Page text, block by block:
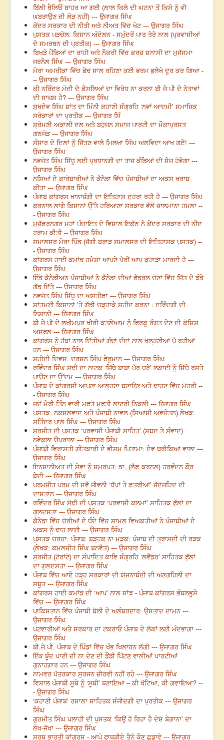
ਬਿੱਲੀ ਥੈਲਿਓਂ ਬਾਹਰ ਆ ਗਈ (ਲਾਲ ਕਿਲੇ ਦੀ ਘਟਨਾ ਤੋਂ ਕਿਸੇ ਨੂੰ ਵੀ
ਘਬਰਾਉਣ ਦੀ ਲੋੜ ਨਹੀਂ) --- ਉਜਾਗਰ ਸਿੰਘ
ਕੇਂਦਰ ਸਰਕਾਰ ਦੀ ਨੀਤੀ ਅਤੇ ਨੀਅਤ ਵਿੱਚ ਖੋਟ --- ਉਜਾਗਰ ਸਿੰਘ
ਪੁਸਤਕ ਪੜਚੋਲ: ਕਿਸਾਨ ਅੰਦੋਲਨ - ਸਮੁੰਦਰੋਂ ਪਾਰ ਤੇਰੇ ਨਾਲ (ਪ੍ਰਵਾਸੀਆਂ
ਦੇ ਸਮਰਥਨ ਦੀ ਪ੍ਰਤੀਕ) --- ਉਜਾਗਰ ਸਿੰਘ
ਬਿਖੜੇ ਪੈਂਡਿਆਂ ਦਾ ਰਾਹੀ ਅਤੇ ਨੌਕਰੀ ਵਿੱਚ ਫ਼ਰਜ਼ ਸ਼ਨਾਸੀ ਦਾ ਮੁਜੱਸਮਾ
ਜਰਨੈਲ ਸਿੰਘ --- ਉਜਾਗਰ ਸਿੰਘ
ਮੇਰਾ ਅਮਰੀਕਾ ਵਿੱਚ ਡੇਢ ਸਾਲ ਰਹਿਣਾ ਕਈ ਭਰਮ ਭੁਲੇਖੇ ਦੂਰ ਕਰ ਗਿਆ -
-- ਉਜਾਗਰ ਸਿੰਘ
ਕੀ ਨਰਿੰਦਰ ਮੋਦੀ ਦੇ ਫ਼ੈਸਲਿਆਂ ਦਾ ਵਿਰੋਧ ਨਾ ਕਰਨਾ ਬੀ ਜੇ ਪੀ ਦੇ ਨੇਤਾਵਾਂ
ਦੀ ਸਾਜ਼ਸ਼ ਹੈ? --- ਉਜਾਗਰ ਸਿੰਘ
ਸੁਖਦੇਵ ਸਿੰਘ ਸ਼ਾਂਤ ਦਾ ਮਿੰਨੀ ਕਹਾਣੀ ਸੰਗ੍ਰਹਿ ‘ਨਵਾਂ ਆਦਮੀ’ ਸਮਾਜਿਕ
ਸਰੋਕਾਰਾਂ ਦਾ ਪ੍ਰਤੀਕ --- ਉਜਾਗਰ ਸਿੰ
ਸ਼੍ਰੋਮਣੀ ਅਕਾਲੀ ਦਲ ਅਤੇ ਬਹੁਜਨ ਸਮਾਜ ਪਾਰਟੀ ਦਾ ਮੌਕਾਪ੍ਰਸਤ
ਗਠਜੋੜ --- ਉਜਾਗਰ ਸਿੰਘ
ਸੰਸਾਰ ਦੇ ਦਿਲਾਂ ਨੂੰ ਜਿੱਤਣ ਵਾਲੇ ਮਿਲਖਾ ਸਿੰਘ ਅਲਵਿਦਾ ਆਖ ਗਏ! ---
ਉਜਾਗਰ ਸਿੰਘ
ਨਵਜੋਤ ਸਿੰਘ ਸਿੱਧੂ ਲਈ ਪ੍ਰਧਾਨਗੀ ਦਾ ਤਾਜ ਕੰਡਿਆਂ ਦੀ ਸੇਜ ਹੋਵੇਗਾ ---
ਉਜਾਗਰ ਸਿੰਘ
ਨਸ਼ਿਆਂ ਦੇ ਕਾਰੋਬਾਰੀਆਂ ਨੇ ਕੈਨੇਡਾ ਵਿੱਚ ਪੰਜਾਬੀਆਂ ਦਾ ਅਕਸ ਖਰਾਬ
ਕੀਤਾ --- ਉਜਾਗਰ ਸਿੰਘ
ਪੰਜਾਬ ਕਾਂਗਰਸ ਖ਼ਾਨਾਜ਼ੰਗੀ ਦਾ ਇਤਿਹਾਸ ਦੁਹਰਾ ਰਹੀ ਹੈ --- ਉਜਾਗਰ ਸਿੰਘ
ਕਰਨਾਲ ਲਾਗੇ ਕਿਸਾਨਾਂ ਉੱਤੇ ਹਰਿਆਣਾ ਸਰਕਾਰ ਵੱਲੋਂ ਜ਼ਾਲਮਾਨਾ ਹਮਲਾ --
- ਉਜਾਗਰ ਸਿੰਘ
ਮੁਜ਼ੱਫ਼ਰਨਗਰ ਮਹਾਂ ਪੰਚਾਇਤ ਦੇ ਵਿਸ਼ਾਲ ਇਕੱਠ ਨੇ ਕੇਂਦਰ ਸਰਕਾਰ ਦੀ ਨੀਂਦ
ਹਰਾਮ ਕੀਤੀ -- ਉਜਾਗਰ ਸਿੰਘ
ਸਮਾਲਸਰ ਮੇਰਾ ਪਿੰਡ (ਜੱਗੀ ਬਰਾੜ ਸਮਾਲਸਰ ਦੀ ਇਤਿਹਾਸਕ ਪੁਸਤਕ) --
- ਉਜਾਗਰ ਸਿੰਘ
ਕਾਂਗਰਸ ਹਾਈ ਕਮਾਂਡ ਹਮੇਸ਼ਾ ਆਪਣੇ ਪੈਰੀਂ ਆਪ ਕੁਹਾੜਾ ਮਾਰਦੀ ਹੈ ---
ਉਜਾਗਰ ਸਿੰਘ
ਇੰਡੋ ਕੈਨੇਡੀਅਨ ਪੰਜਾਬੀਆਂ ਨੇ ਕੈਨੇਡਾ ਦੀਆਂ ਫੈਡਰਲ ਚੋਣਾਂ ਵਿੱਚ ਜਿੱਤ ਦੇ ਝੰਡੇ
ਗੱਡ ਦਿੱਤੇ --- ਉਜਾਗਰ ਸਿੰਘ
ਨਵਜੋਤ ਸਿੰਘ ਸਿੱਧੂ ਦਾ ਅਸਤੀਫ਼ਾ --- ਉਜਾਗਰ ਸਿੰਘ
ਸ਼ਾਂਤਮਈ ਕਿਸਾਨਾਂ ’ਤੇ ਗੱਡੀ ਚੜ੍ਹਾਕੇ ਸ਼ਹੀਦ ਕਰਨਾ : ਦਰਿੰਦਗੀ ਦੀ
ਨਿਸ਼ਾਨੀ --- ਉਜਾਗਰ ਸਿੰਘ
ਬੀ ਜੇ ਪੀ ਦੇ ਲਖੀਮਪੁਰ ਖੀਰੀ ਕਤਲੇਆਮ ਨੂੰ ਫਿਰਕੂ ਰੰਗਤ ਦੇਣ ਦੀ ਕੋਸ਼ਿਸ਼
ਅਸਫਲ --- ਉਜਾਗਰ ਸਿੰਘ
ਕਾਂਗਰਸ ਨੂੰ ਹੱਥਾਂ ਨਾਲ ਦਿੱਤੀਆਂ ਗੰਢਾਂ ਦੰਦਾਂ ਨਾਲ ਖੋਲ੍ਹਣੀਆਂ ਪੈ ਰਹੀਆਂ
ਹਨ --- ਉਜਾਗਰ ਸਿੰਘ
ਸ਼ਹੀਦੀ ਦਿਵਸ: ਦਰਸ਼ਨ ਸਿੰਘ ਫੇਰੂਮਾਨ --- ਉਜਾਗਰ ਸਿੰਘ
ਰਵਿੰਦਰ ਸਿੰਘ ਸੋਢੀ ਦਾ ਨਾਟਕ ‘ਜਿੱਥੇ ਬਾਬਾ ਪੈਰ ਧਰੇ’ ਲੋਕਾਈ ਨੂੰ ਸਿੱਧੇ ਰਸਤੇ
ਪਾਉਣ ਦਾ ਉੱਦਮ --- ਉਜਾਗਰ ਸਿੰਘ
ਪੰਜਾਬ ਦੇ ਕਾਂਗਰਸੀ ਆਪਣਾ ਆਲ੍ਹਣਾ ਬਣਾਉਣ ਅਤੇ ਢਾਹੁਣ ਵਿੱਚ ਮੋਹਰੀ --
- ਉਜਾਗਰ ਸਿੰਘ
ਜਦੋਂ ਮੇਰੀ ਤਿੰਨ ਵਾਰੀ ਮੁਫਤੋ ਮੁਫਤੀ ਲਾਟਰੀ ਨਿਕਲੀ --- ਉਜਾਗਰ ਸਿੰਘ
ਪੁਸਤਕ: ਨਕਸਲਵਾਦ ਅਤੇ ਪੰਜਾਬੀ ਨਾਵਲ (ਸਿਆਸੀ ਅਵਚੇਤਨ) ਲੇਖਕ:
ਸਤਿੰਦਰ ਪਾਲ ਸਿੰਘ --- ਉਜਾਗਰ ਸਿੰਘ
ਸੁਰਜੀਤ ਦੀ ਪੁਸਤਕ ‘ਪਰਵਾਸੀ ਪੰਜਾਬੀ ਸਾਹਿਤ’ (ਸ਼ਬਦ ਤੇ ਸੰਵਾਦ)
ਨਵੇਕਲਾ ਉਪਰਾਲਾ --- ਉਜਾਗਰ ਸਿੰਘ
ਪੰਜਾਬੀ ਵਿਰਾਸਤੀ ਗੀਤਕਾਰੀ ਦੇ ਭੀਸ਼ਮ ਪਿਤਾਮਾ: ਦੇਵ ਥਰੀਕਿਆਂ ਵਾਲਾ ---
ਉਜਾਗਰ ਸਿੰਘ
ਇਨਸਾਨੀਅਤ ਦੀ ਸੇਵਾ ਨੂੰ ਸਮਰਪਤ: ਡਾ. (ਲੈਫ਼ ਕਰਨਲ) ਹਰਵੰਦਨ ਕੌਰ
ਬੇਦੀ --- ਉਜਾਗਰ ਸਿੰਘ
ਪਰਮਜੀਤ ਪਰਮ ਦੀ ਸਵੈ ਜੀਵਨੀ ‘ਧੁੱਪਾਂ ਤੇ ਛਤਰੀਆਂ’ ਜੱਦੋਜਹਿਦ ਦੀ
ਦਾਸਤਾਨ --- ਉਜਾਗਰ ਸਿੰਘ
ਰਵਿੰਦਰ ਸਿੰਘ ਸੋਢੀ ਦੀ ਪੁਸਤਕ ‘ਪਰਵਾਸੀ ਕਲਮਾਂ’ ਸਾਹਿਤਕ ਫੁੱਲਾਂ ਦਾ
ਗੁਲਦਸਤਾ --- ਉਜਾਗਰ ਸਿੰਘ
ਕੈਨੇਡਾ ਵਿੱਚ ਚੋਰੀਆਂ ਦੇ ਧੰਦੇ ਵਿੱਚ ਸ਼ਾਮਲ ਵਿਅਕਤੀਆਂ ਨੇ ਪੰਜਾਬੀਆਂ ਦੇ
ਅਕਸ ਨੂੰ ਢਾਹ ਲਾਈ --- ਉਜਾਗਰ ਸਿੰਘ
ਪੁਸਤਕ ਚਰਚਾ: ਪੰਜਾਬ: ਬੜ੍ਹਕ ਨਾ ਮੜਕ: ਪੰਜਾਬ ਦੀ ਤ੍ਰਾਸਦੀ ਦੀ ਰੜਕ
(ਲੇਖਕ: ਕਮਲਜੀਤ ਸਿੰਘ ਬਨਵੈਤ) --- ਉਜਾਗਰ ਸਿੰਘ
ਸੁਰਜੀਤ (ਟੋਰਾਂਟੋ) ਦਾ ਸੰਪਾਦਿਤ ਕਾਵਿ ਸੰਗ੍ਰਹਿ ‘ਲਵੈਂਡਰ’ ਸਾਹਿਤਕ ਫੁੱਲਾਂ
ਦਾ ਗੁਲਦਸਤਾ --- ਉਜਾਗਰ ਸਿੰਘ
ਪੰਜਾਬ ਵਿੱਚ ਆਏ ਹੜ੍ਹ ਸਰਕਾਰਾਂ ਦੀ ਯੋਜਨਾਬੰਦੀ ਦੀ ਅਣਗਹਿਲੀ ਦਾ
ਸਬੂਤ --- ਉਜਾਗਰ ਸਿੰਘ
ਕਾਂਗਰਸ ਹਾਈ ਕਮਾਂਡ ਦੀ ‘ਆਪ’ ਨਾਲ ਸਾਂਝ - ਪੰਜਾਬ ਕਾਂਗਰਸ ਭੰਬਲਭੂਸੇ
ਵਿੱਚ --- ਉਜਾਗਰ ਸਿੰਘ
ਪਾਕਿਸਤਾਨ ਵਿੱਚ ਪੰਜਾਬੀ ਬੋਲੀ ਦੇ ਅਲੰਬਰਦਾਰ: ਉਸਤਾਦ ਦਾਮਨ ---
ਉਜਾਗਰ ਸਿੰਘ
ਪਟਵਾਰੀਆਂ ਅਤੇ ਸਰਕਾਰ ਦਾ ਟਕਰਾਓ ਪੰਜਾਬ ਦੇ ਲੋਕਾਂ ਲਈ ਮੰਦਭਾਗਾ ---
ਉਜਾਗਰ ਸਿੰਘ
ਬੀ.ਜੇ.ਪੀ. ਪੰਜਾਬ ਦੇ ਪਿੰਡਾਂ ਵਿੱਚ ਖੰਭ ਖਿਲਾਰਨ ਲੱਗੀ --- ਉਜਾਗਰ ਸਿੰਘ
ਇੱਕ ਬੂੰਦ ਪਾਣੀ ਦੀ ਨਾ ਦੇਣ ਦੀ ਡੌਂਡੀ ਪਿੱਟਣ ਵਾਲੀਆਂ ਪਾਰਟੀਆਂ
ਗੁਨਾਹਗਾਰ ਹਨ --- ਉਜਾਗਰ ਸਿੰਘ
ਨਾਮਵਰ ਪੱਤਰਕਾਰ ਸੁਰਜਨ ਜ਼ੀਰਵੀ ਨਹੀਂ ਰਹੇ --- ਉਜਾਗਰ ਸਿੰਘ
ਵਿਸ਼ਾਲ ਪੰਜਾਬੀ ਸੂਬੇ ਨੂੰ ‘ਸੂਬੀ’ ਬਣਾਇਆ – ਕੀ ਖੱਟਿਆ, ਕੀ ਗਵਾਇਆ? --
- ਉਜਾਗਰ ਸਿੰਘ
‘ਕਹਾਣੀ ਪੰਜਾਬ’ ਰਸਾਲਾ ਸਾਹਿਤਕ ਸੰਜੀਦਗੀ ਦਾ ਪ੍ਰਤੀਕ --- ਉਜਾਗਰ
ਸਿੰਘ
ਗੁਰਮੀਤ ਸਿੰਘ ਪਲਾਹੀ ਦੀ ਪੁਸਤਕ ‘ਕਿਉਂ ਹੋ ਰਿਹਾ ਹੈ ਦੇਸ਼ ਬੇਗਾਨਾ’ ਦਾ
ਲੇਖ-ਜੋਖਾ --- ਉਜਾਗਰ ਸਿੰਘ
ਸਰਬ ਭਾਰਤੀ ਕਾਂਗਰਸ - ਆਪੇ ਫਾਥੜੀਏ ਤੈਨੂੰ ਕੌਣ ਛੁਡਾਵੇ --- ਉਜਾਗਰ